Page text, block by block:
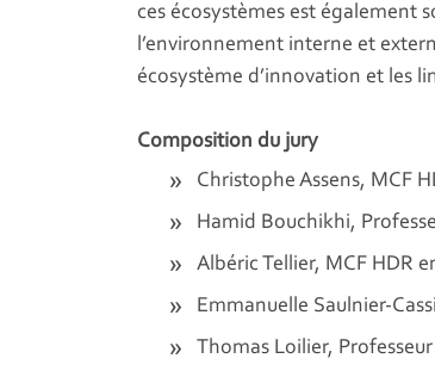
ces écosystèmes est également
l’environnement interne et
écosystème d’innovation et les
Composition du jury
Christophe Assens, MCF
Hamid Bouchikhi,
Albéric Tellier, MCF HDR
Emmanuelle Saulnier-
Thomas Loilier,